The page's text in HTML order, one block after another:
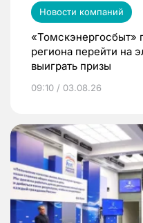
Новости компаний
«Томскэнергосбыт»
региона перейти на
выиграть призы
09:10 / 03.08.26